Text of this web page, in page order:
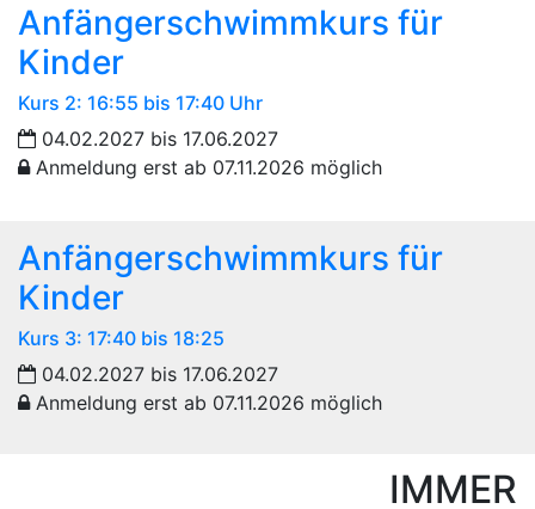
Anfängerschwimmkurs für
Kinder
Kurs 2: 16:55 bis 17:40 Uhr
04.02.2027 bis 17.06.2027
Anmeldung erst ab 07.11.2026 möglich
Anfängerschwimmkurs für
Kinder
Kurs 3: 17:40 bis 18:25
04.02.2027 bis 17.06.2027
Anmeldung erst ab 07.11.2026 möglich
IMMER